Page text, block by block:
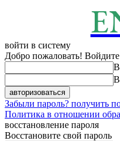
войти в систему
Добро пожаловать!
Забыли пароль? получить
Политика в отношении
восстановление пароля
Восстановите свой пароль